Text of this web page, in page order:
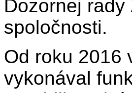
Dozornej
spoločnosti.
Od roku 2016
vykonával